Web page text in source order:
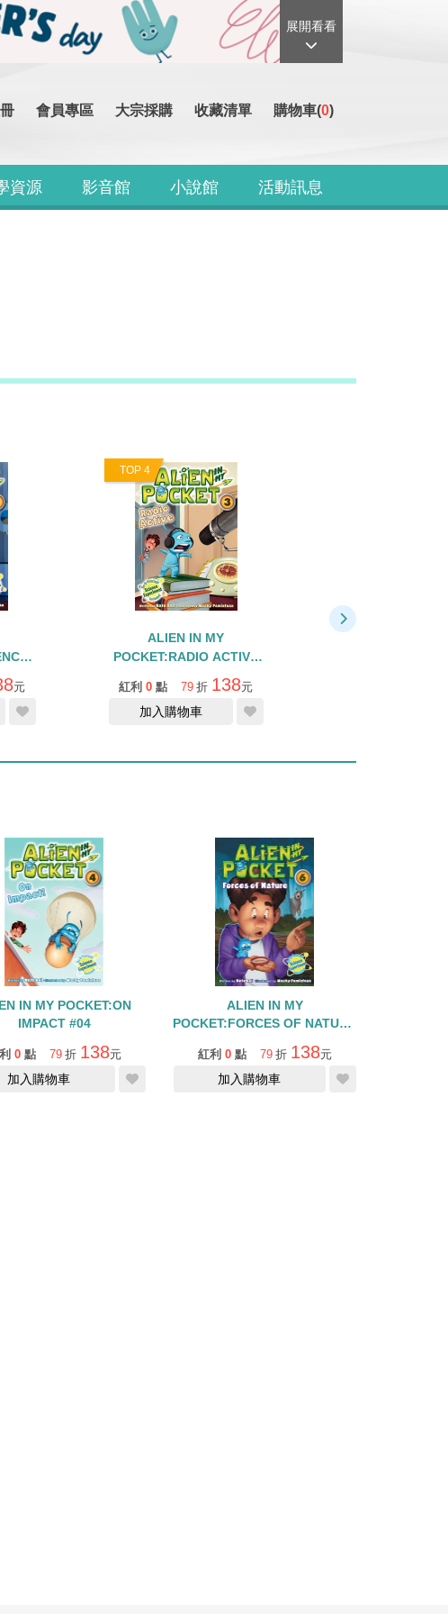
展開看看
會員專區 大宗採購 收藏清單 購物車(0)
資源 影音館 小說館 活動訊息
元
TOP 4
ALIEN IN MY
POCKET:RADIO ACTIVE
紅利 0 點 79 折 138元
加入購物車
IN MY POCKET:ON
IMPACT #04
0 點 79 折 138元
加入購物車
ALIEN IN MY
POCKET:FORCES OF NATURE
紅利 0 點 79 折 138元
加入購物車